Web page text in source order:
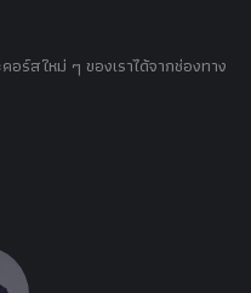
ร์สใหม่ ๆ ของเราได้จากช่องทาง